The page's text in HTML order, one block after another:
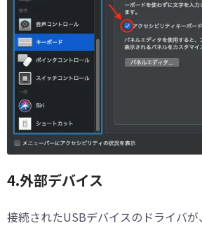
︎4.外部デバイス
接続されたUSBデバイスのドライバが